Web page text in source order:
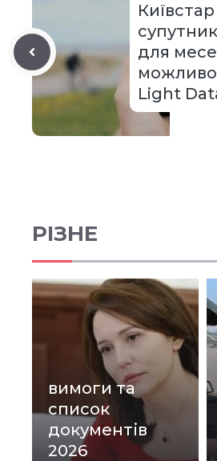
для
Light
РІЗНЕ
вимоги та
список
документів
2026